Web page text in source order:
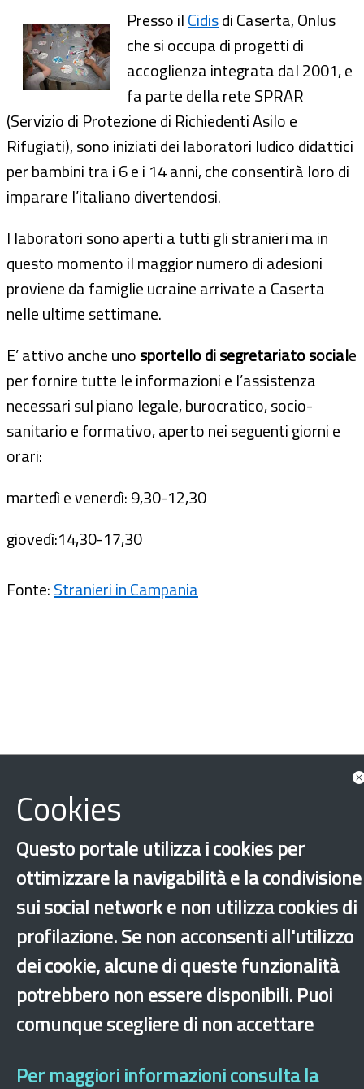
Presso ilCidisdi Caserta, Onlus
che si occupa di progetti di
accoglienza integrata dal 2001, e
fa parte della rete SPRAR
(Servizio di Protezione di Richiedenti Asilo e
Rifugiati), sono iniziati dei laboratori ludico didattici
per bambini tra i 6 e i 14 anni, che consentirà loro di
imparare l’italiano divertendosi.
I laboratori sono aperti a tutti gli stranieri ma in
questo momento il maggior numero di adesioni
proviene da famiglie ucraine arrivate a Caserta
nelle ultime settimane.
E’ attivo anche unosportello di segretariato sociale
per fornire tutte le informazioni e l’assistenza
necessari sul piano legale, burocratico, socio-
sanitario e formativo, aperto nei seguenti giorni e
orari:
martedì e venerdì: 9,30-12,30
giovedì:14,30-17,30
Fonte:Stranieri in Campania
Accoglienza Lingua italiana
Minori
Italiano
Ucraino Ucraina Altri comuni
×
Cookies
Questo portale utilizza i cookies per
ottimizzare la navigabilità e la condivisione
sui social network e non utilizza cookies di
profilazione. Se non acconsenti all'utilizzo
dei cookie, alcune di queste funzionalità
potrebbero non essere disponibili. Puoi
comunque scegliere di non accettare
Per maggiori informazioni consulta la
Sito archeologico